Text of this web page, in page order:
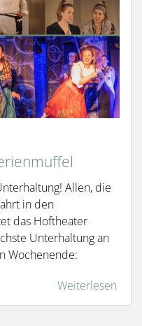
Allen, die
in den
das Hoftheater
Unterhaltung an
Wochenende:
Weiterlesen